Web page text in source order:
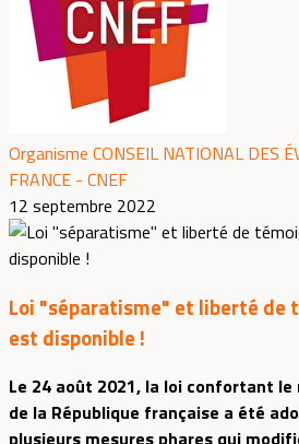
Organisme CONSEIL NATIONAL DES
FRANCE - CNEF
12 septembre 2022
Loi "séparatisme" et liberté de
est disponible !
Le 24 août 2021, la loi confortant
de la République française a été